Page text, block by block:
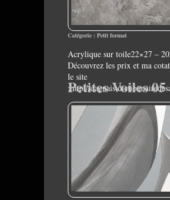
Catégorie : Petit format
Acrylique sur toile22×27 –
Découvrez les prix et ma
le site
:http://
Petites Voiles 05